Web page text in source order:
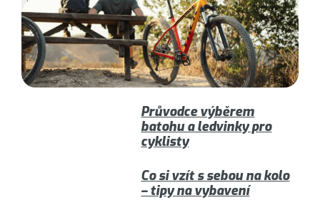
Průvodce výběrem
batohu a ledvinky pro
cyklisty
Co si vzít s sebou na kolo
– tipy na vybavení